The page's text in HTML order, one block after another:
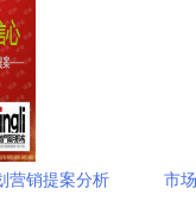
营销提案分析
市